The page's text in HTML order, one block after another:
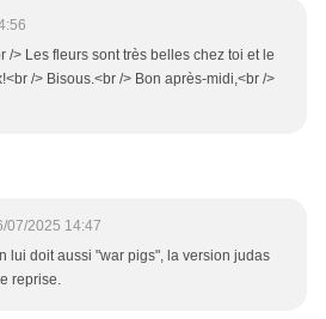
/> Les fleurs sont très belles chez toi et le
/> Bisous.<br /> Bon après-midi,<br />
07/2025 14:47
lui doit aussi "war pigs", la version judas
reprise.